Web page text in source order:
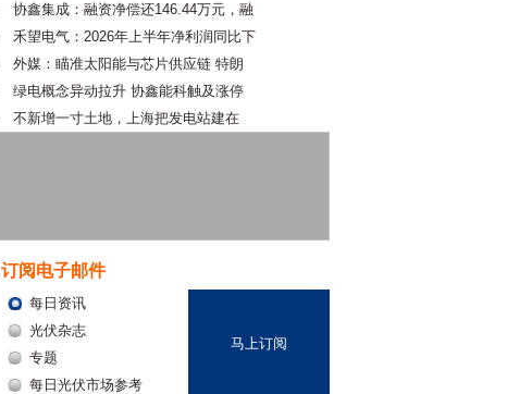
协鑫集成：融资净偿还146.44万元，融
禾望电气：2026年上半年净利润同比下
外媒：瞄准太阳能与芯片供应链 特朗
绿电概念异动拉升 协鑫能科触及涨停
不新增一寸土地，上海把发电站建在
订阅电子邮件
每日资讯
光伏杂志
专题
每日光伏市场参考
马上订阅